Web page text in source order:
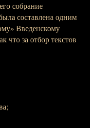
собрание
составлена одним
Введенскому
что за отбор текстов